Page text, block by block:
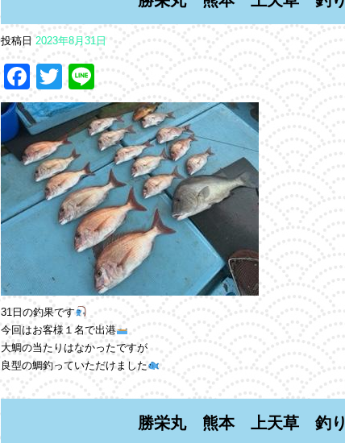
投稿日 2023年8月31日
Facebook
TwitterLine
31日の釣果です
今回はお客様１名で出港
大鯛の当たりはなかったですが
良型の鯛釣っていただけました
勝栄丸 熊本 上天草 釣